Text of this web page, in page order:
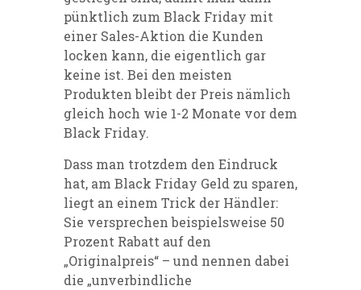
pünktlich zum Black Friday mit
einer Sales-Aktion die Kunden
locken kann, die eigentlich gar
keine ist. Bei den meisten
Produkten bleibt der Preis nämlich
gleich hoch wie 1-2 Monate vor dem
Black Friday.
Dass man trotzdem den Eindruck
hat, am Black Friday Geld zu sparen,
liegt an einem Trick der Händler:
Sie versprechen beispielsweise 50
Prozent Rabatt auf den
„Originalpreis“ – und nennen dabei
die „unverbindliche